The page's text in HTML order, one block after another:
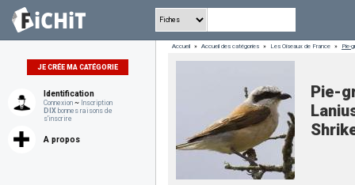
JE CRÉE MA CATÉGORIE
Identification
Connexion ~ Inscription
DIX bonnes raisons de
s'inscrire
A propos
Accueil » Accueil des catégories » Les Oiseaux de France » Pie-
Pie-